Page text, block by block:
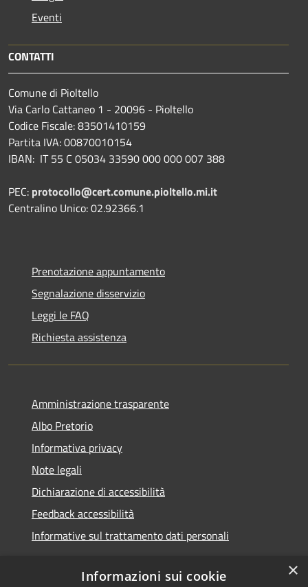
Eventi
CONTATTI
Comune di Pioltello
Via Carlo Cattaneo 1 - 20096 - Pioltello
Codice Fiscale: 83501410159
Partita IVA: 00870010154
IBAN: IT 55 C 05034 33590 000 000 007 388
PEC: protocollo@cert.comune.pioltello.mi.it
Centralino Unico: 02.92366.1
Prenotazione appuntamento
Segnalazione disservizio
Leggi le FAQ
Richiesta assistenza
Amministrazione trasparente
Albo Pretorio
Informativa privacy
Note legali
Dichiarazione di accessibilità
Feedback accessibilità
Informative sul trattamento dati personali
×
Informazioni sui cookie